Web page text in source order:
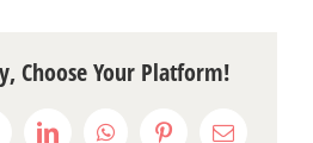
Choose Your Platform!